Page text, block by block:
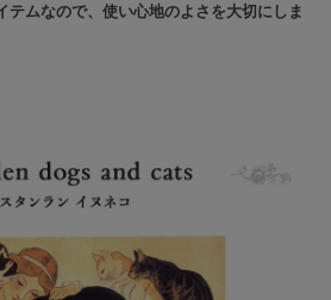
テムなので、使い心地のよさを大切にしま